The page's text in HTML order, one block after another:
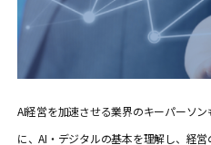
AI経営を加速させる業界のキーパーソ
に、AI・デジタルの基本を理解し、経